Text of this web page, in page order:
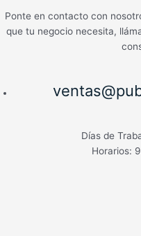
Ponte en contacto con
que tu negocio necesita,
Días de
Horarios: